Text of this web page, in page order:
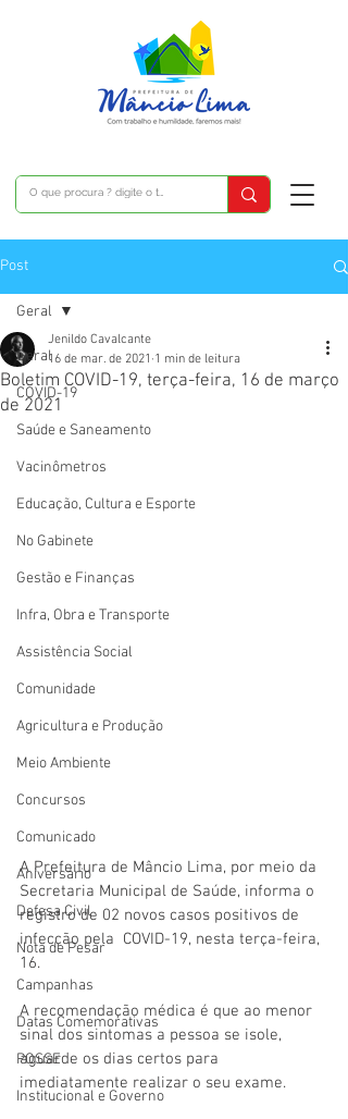
Post
Geral
COVID-19
Saúde e Saneamento
Vacinômetros
Educação, Cultura e Esporte
No Gabinete
Gestão e Finanças
Infra, Obra e Transporte
Assistência Social
Comunidade
Agricultura e Produção
Meio Ambiente
Concursos
Comunicado
Aniversário
Defesa Civil
Nota de Pesar
Campanhas
Datas Comemorativas
POSSE
Institucional e Governo
Geral
Boletim COVID-19, terça-feira, 16 de março
de 2021
Jenildo Cavalcante
16 de mar. de 2021 1 min de leitura
A Prefeitura de Mâncio Lima, por meio da
Secretaria Municipal de Saúde, informa o
registro de 02 novos casos positivos de
infecção pela  COVID-19, nesta terça-feira,
16.
A recomendação médica é que ao menor
sinal dos sintomas a pessoa se isole,
aguarde os dias certos para
imediatamente realizar o seu exame.